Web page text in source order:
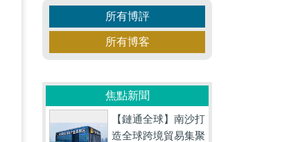
所有博評
所有博客
焦點新聞
【鏈通全球】南沙打
造全球跨境貿易集聚